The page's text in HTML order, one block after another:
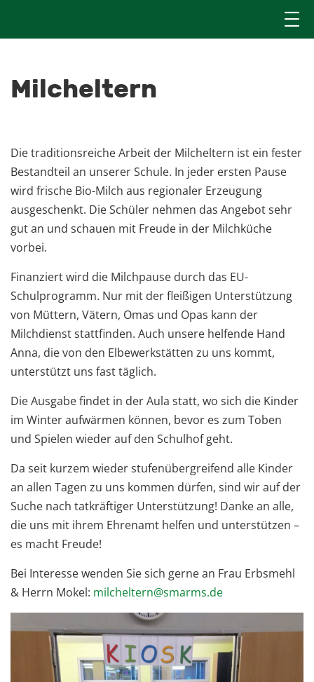
Milcheltern
Die traditionsreiche Arbeit der Milcheltern ist ein fester
Bestandteil an unserer Schule. In jeder ersten Pause
wird frische Bio-Milch aus regionaler Erzeugung
ausgeschenkt. Die Schüler nehmen das Angebot sehr
gut an und schauen mit Freude in der Milchküche
vorbei.
Finanziert wird die Milchpause durch das EU-
Schulprogramm. Nur mit der fleißigen Unterstützung
von Müttern, Vätern, Omas und Opas kann der
Milchdienst stattfinden. Auch unsere helfende Hand
Anna, die von den Elbewerkstätten zu uns kommt,
unterstützt uns fast täglich.
Die Ausgabe findet in der Aula statt, wo sich die Kinder
im Winter aufwärmen können, bevor es zum Toben
und Spielen wieder auf den Schulhof geht.
Da seit kurzem wieder stufenübergreifend alle Kinder
an allen Tagen zu uns kommen dürfen, sind wir auf der
Suche nach tatkräftiger Unterstützung! Danke an alle,
die uns mit ihrem Ehrenamt helfen und unterstützen –
es macht Freude!
Bei Interesse wenden Sie sich gerne an Frau Erbsmehl
& Herrn Mokel: milcheltern@smarms.de